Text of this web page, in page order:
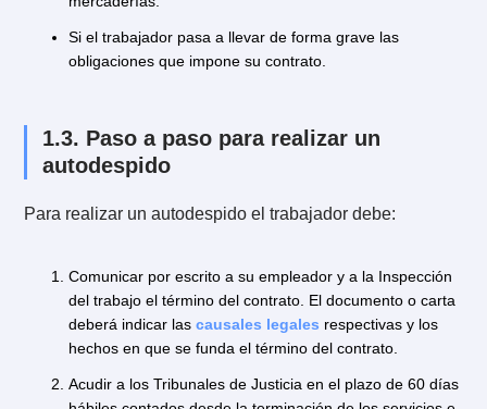
o paralización signifique una perturbación grave en la
marcha de la obra.
durante las horas de trabajo y sin permiso del
o de quien lo representa, o si se niega a trabajar sin
causa justificada.
Si existieran actos, omisiones o imprudencias que
establecimiento.
Si existieran actos, omisiones o imprudencias que
afecten la seguridad, salud o actividad de los